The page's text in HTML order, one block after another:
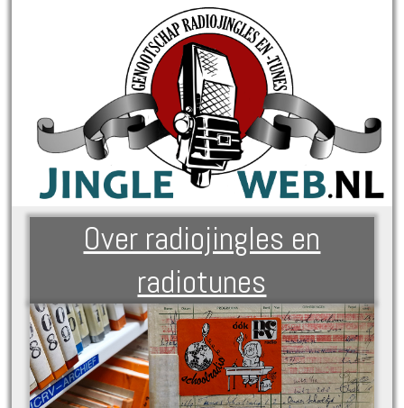
Over radiojingles en
radiotunes